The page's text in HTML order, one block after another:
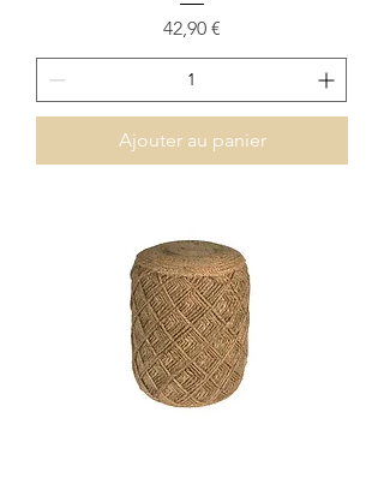
Prix
42,90 €
Ajouter au panier